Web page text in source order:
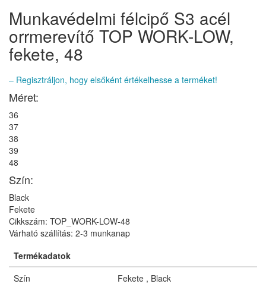
Munkavédelmi félcipő S3 acél
orrmerevítő TOP WORK-LOW,
fekete, 48
– Regisztráljon, hogy elsőként értékelhesse a terméket!
Méret:
36
37
38
39
48
Szín:
Black
Fekete
Cikkszám: TOP_WORK-LOW-48
Várható szállítás: 2-3 munkanap
Termékadatok
Szín
Fekete , Black